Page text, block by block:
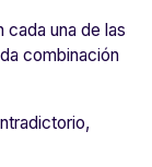
cada una de las
combinación